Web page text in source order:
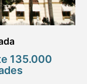
135.000